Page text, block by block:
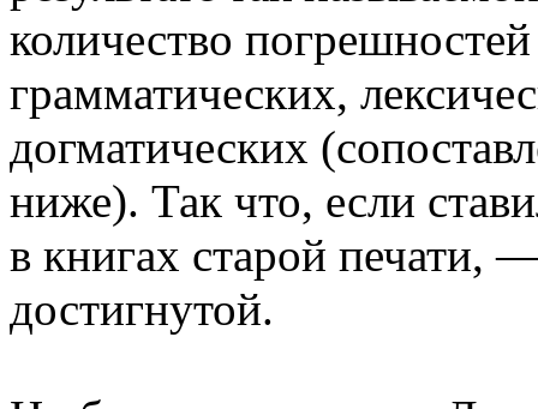
количество
гpамматических,
догматических
ниже). Так что, если
в книгах стаpой печати,
достигнутой.